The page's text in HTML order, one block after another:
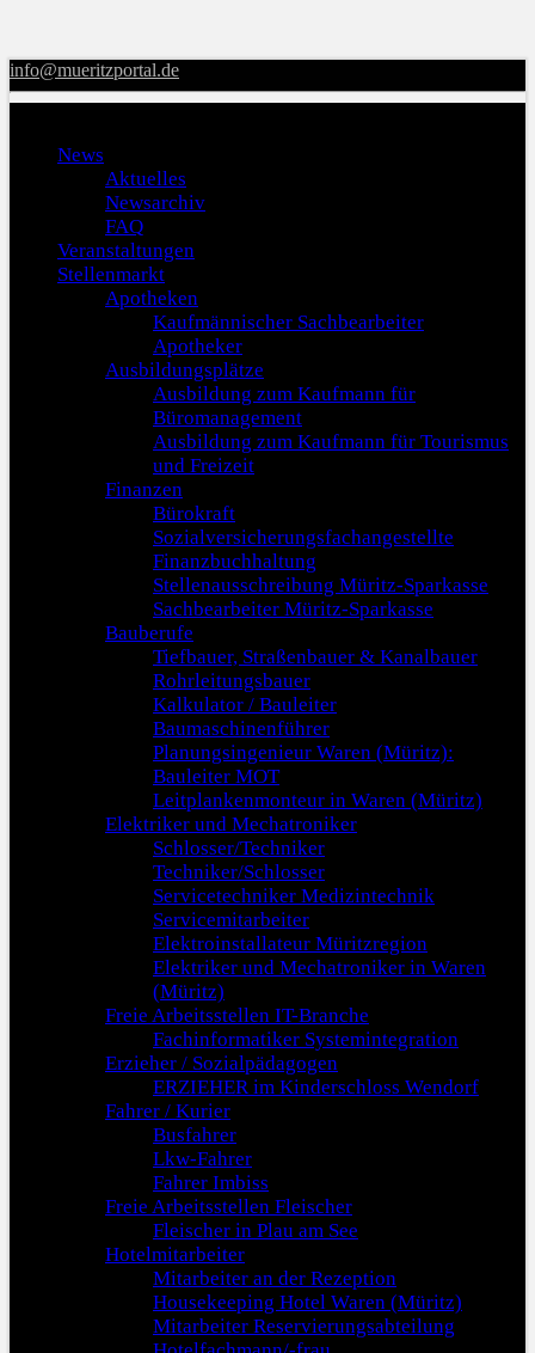
info@mueritzportal.de
News
Aktuelles
Newsarchiv
FAQ
Veranstaltungen
Stellenmarkt
Apotheken
Kaufmännischer Sachbearbeiter
Apotheker
Ausbildungsplätze
Ausbildung zum Kaufmann für
Büromanagement
Ausbildung zum Kaufmann für Tourismus
und Freizeit
Finanzen
Bürokraft
Sozialversicherungsfachangestellte
Finanzbuchhaltung
Stellenausschreibung Müritz-Sparkasse
Sachbearbeiter Müritz-Sparkasse
Bauberufe
Tiefbauer, Straßenbauer & Kanalbauer
Rohrleitungsbauer
Kalkulator / Bauleiter
Baumaschinenführer
Planungsingenieur Waren (Müritz):
Bauleiter MOT
Leitplankenmonteur in Waren (Müritz)
Elektriker und Mechatroniker
Schlosser/Techniker
Techniker/Schlosser
Servicetechniker Medizintechnik
Servicemitarbeiter
Elektroinstallateur Müritzregion
Elektriker und Mechatroniker in Waren
(Müritz)
Freie Arbeitsstellen IT-Branche
Fachinformatiker Systemintegration
Erzieher / Sozialpädagogen
ERZIEHER im Kinderschloss Wendorf
Fahrer / Kurier
Busfahrer
Lkw-Fahrer
Fahrer Imbiss
Freie Arbeitsstellen Fleischer
Fleischer in Plau am See
Hotelmitarbeiter
Mitarbeiter an der Rezeption
Housekeeping Hotel Waren (Müritz)
Mitarbeiter Reservierungsabteilung